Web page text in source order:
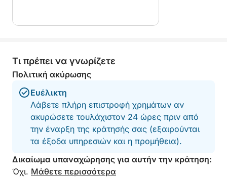
Τι πρέπει να γνωρίζετε
Πολιτική ακύρωσης
Ευέλικτη
Λάβετε πλήρη επιστροφή χρημάτων αν
ακυρώσετε τουλάχιστον 24 ώρες πριν από
την έναρξη της κράτησής σας (εξαιρούνται
τα έξοδα υπηρεσιών και η προμήθεια).
Δικαίωμα υπαναχώρησης για αυτήν την κράτηση:
Όχι. Μάθετε περισσότερα